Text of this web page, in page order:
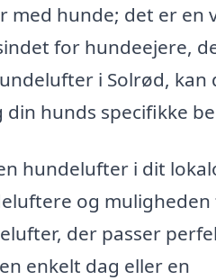
med hunde; det er en
for hundeejere,
i Solrød, kan
hunds specifikke
hundelufter i dit
og
der passer
enkelt dag eller en